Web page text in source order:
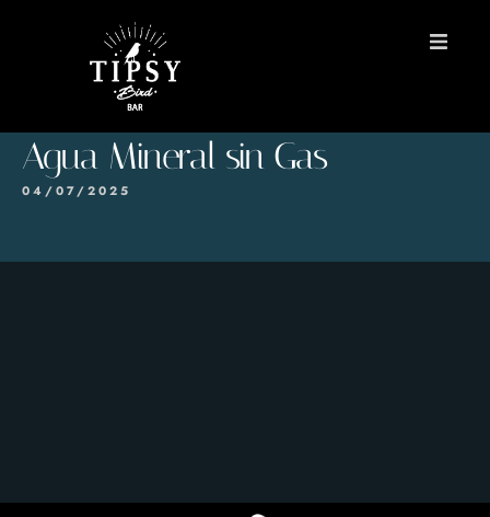
MENÚS
Agua Mineral sin Gas
04/07/2025